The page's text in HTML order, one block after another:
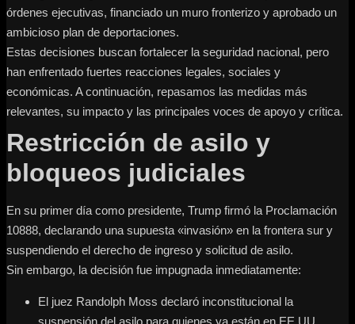
órdenes ejecutivas, financiado un muro fronterizo y aprobado un
ambicioso plan de deportaciones.
Estas decisiones buscan fortalecer la seguridad nacional, pero
han enfrentado fuertes reacciones legales, sociales y
económicas. A continuación, repasamos las medidas más
relevantes, su impacto y las principales voces de apoyo y crítica.
Restricción de asilo y
bloqueos judiciales
En su primer día como presidente, Trump firmó la Proclamación
10888, declarando una supuesta «invasión» en la frontera sur y
suspendiendo el derecho de ingreso y solicitud de asilo.
Sin embargo, la decisión fue impugnada inmediatamente:
El juez Randolph Moss declaró inconstitucional la
suspensión del asilo para quienes ya están en EE.UU.